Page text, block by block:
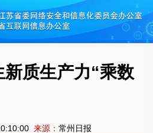
质生产力“乘数
来源： 常州日报